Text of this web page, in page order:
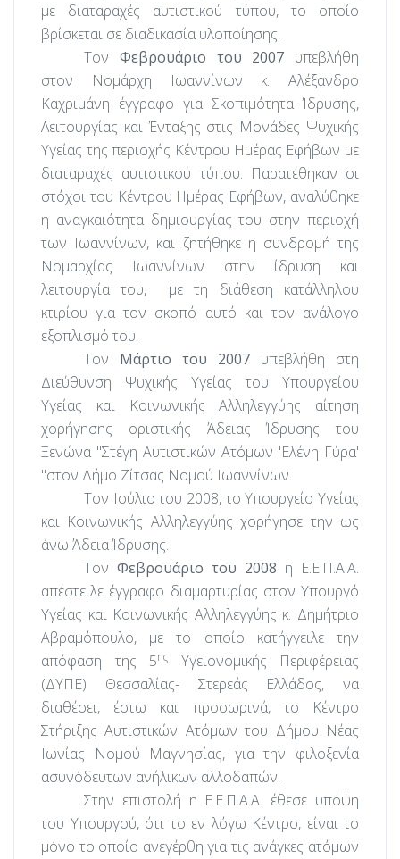
με διαταραχές αυτιστικού τύπου, το οποίο
βρίσκεται σε διαδικασία υλοποίησης.
Τον Φεβρουάριο του 2007 υπεβλήθη
στον Νομάρχη Ιωαννίνων κ. Αλέξανδρο
Καχριμάνη έγγραφο για Σκοπιμότητα Ίδρυσης,
Λειτουργίας και Ένταξης στις Μονάδες Ψυχικής
Υγείας της περιοχής Κέντρου Ημέρας Εφήβων με
διαταραχές αυτιστικού τύπου. Παρατέθηκαν οι
στόχοι του Κέντρου Ημέρας Εφήβων, αναλύθηκε
η αναγκαιότητα δημιουργίας του στην περιοχή
των Ιωαννίνων, και ζητήθηκε η συνδρομή της
Νομαρχίας Ιωαννίνων στην ίδρυση και
λειτουργία του,
με τη διάθεση κατάλληλου
κτιρίου για τον σκοπό αυτό και τον ανάλογο
εξοπλισμό του.
Τον Μάρτιο του 2007 υπεβλήθη στη
Διεύθυνση Ψυχικής Υγείας του Υπουργείου
Υγείας και Κοινωνικής Αλληλεγγύης
αίτηση
χορήγησης οριστικής Άδειας Ίδρυσης του
Ξενώνα "Στέγη Αυτιστικών Ατόμων 'Ελένη Γύρα'
"στον Δήμο Ζίτσας Νομού Ιωαννίνων.
Τον Ιούλιο του 2008, το Υπουργείο Υγείας
και Κοινωνικής Αλληλεγγύης χορήγησε την ως
άνω Άδεια Ίδρυσης.
Τον Φεβρουάριο του 2008 η Ε.Ε.Π.Α.Α.
απέστειλε έγγραφο διαμαρτυρίας στον Υπουργό
Υγείας και Κοινωνικής Αλληλεγγύης κ. Δημήτριο
Αβραμόπουλο, με το οποίο κατήγγειλε την
απόφαση της 5ης
Υγειονομικής Περιφέρειας
(ΔΥΠΕ) Θεσσαλίας- Στερεάς Ελλάδος, να
διαθέσει, έστω και προσωρινά, το Κέντρο
Στήριξης Αυτιστικών Ατόμων του Δήμου Νέας
Ιωνίας Νομού Μαγνησίας, για την φιλοξενία
ασυνόδευτων ανήλικων αλλοδαπών.
Στην επιστολή η Ε.Ε.Π.Α.Α. έθεσε υπόψη
του Υπουργού, ότι το εν λόγω Κέντρο, είναι το
μόνο το οποίο ανεγέρθη για τις ανάγκες ατόμων